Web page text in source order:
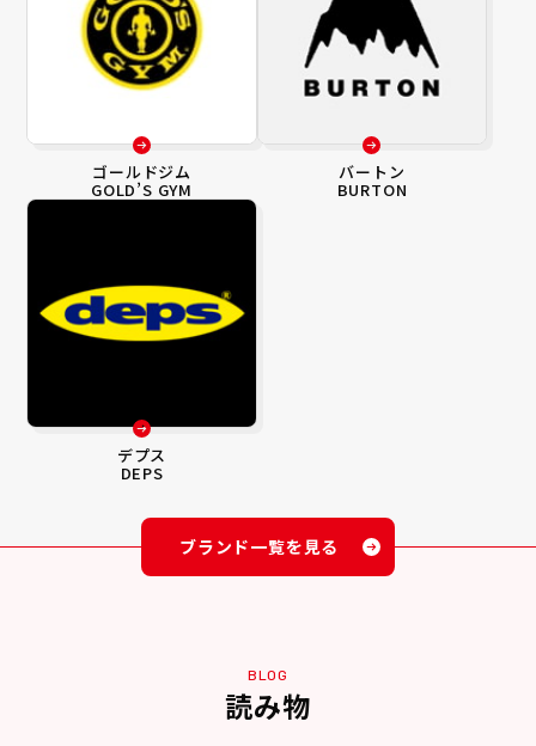
ゴールドジム
GOLD’S GYM
バートン
BURTON
デプス
DEPS
ブランド一覧を見る
BLOG
読み物